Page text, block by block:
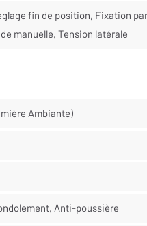
fin de position, Fixation par
manuelle, Tension latérale
Ambiante)
Anti-poussière